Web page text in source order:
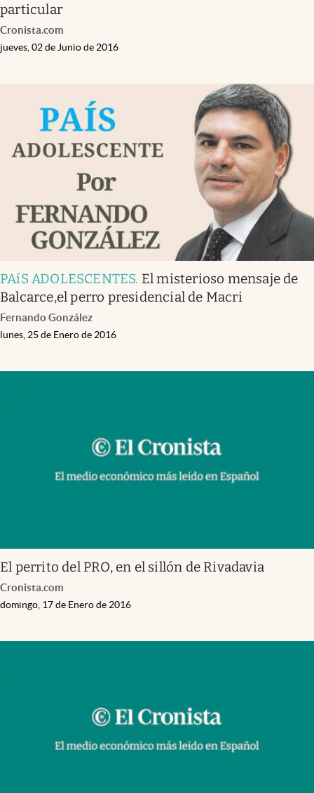
particular
Cronista.com
jueves, 02 de Junio de 2016
PAíS ADOLESCENTES. El misterioso mensaje de
Balcarce,el perro presidencial de Macri
Fernando González
lunes, 25 de Enero de 2016
El perrito del PRO, en el sillón de Rivadavia
Cronista.com
domingo, 17 de Enero de 2016